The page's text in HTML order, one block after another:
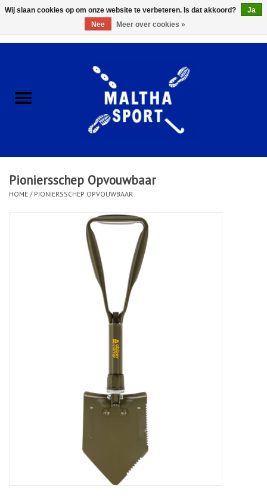
ACCESSOIRES/HARDWARE
KLEDING
CLUBSHOPS
Afspraak Loop Analyse
Pioniersschep Opvouwbaar
HOME / PIONIERSSCHEP OPVOUWBAAR
Wij slaan cookies op om onze website te verbeteren. Is dat akkoord?
Ja
Nee
Meer over cookies »